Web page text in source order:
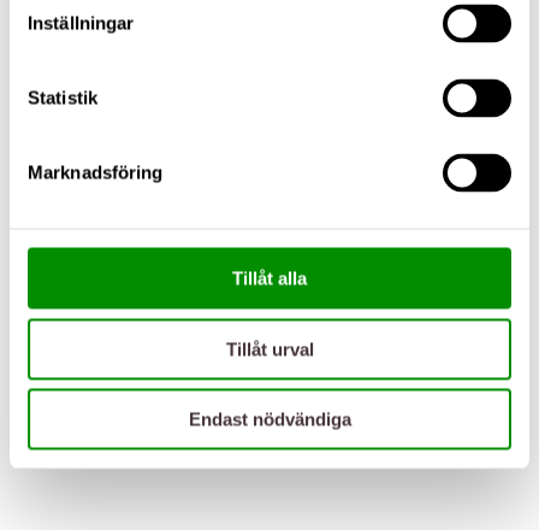
Inställningar
Statistik
Marknadsföring
Tillåt alla
Tillåt urval
Endast nödvändiga